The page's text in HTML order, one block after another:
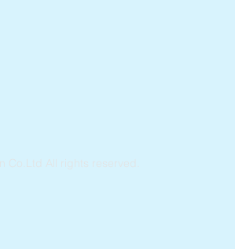
Co.Ltd All rights reserved.